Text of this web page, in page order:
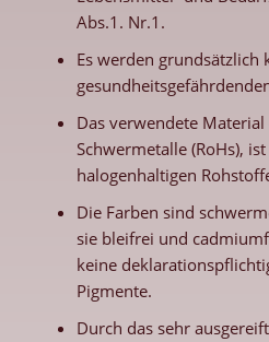
Abs.1. Nr.1.
Es werden grundsätzlich
Das verwendete
Schwermetalle (RoHs),
halogenhaltigen
Die Farben sind
sie bleifrei und
keine
Pigmente.
Durch das sehr